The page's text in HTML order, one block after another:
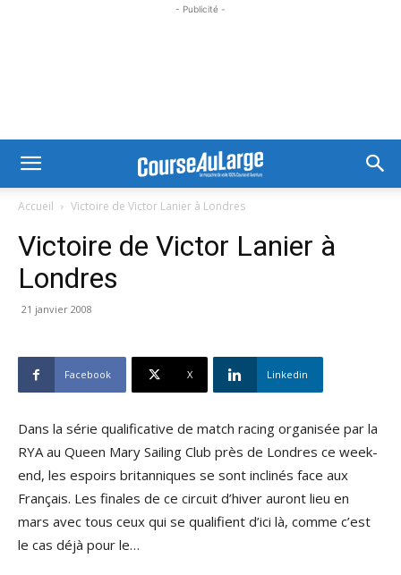
- Publicité -
Accueil Victoire de Victor Lanier à Londres
Victoire de Victor Lanier à
Londres
21 janvier 2008
Facebook X Linkedin
Dans la série qualificative de match racing organisée par la
RYA au Queen Mary Sailing Club près de Londres ce week-
end, les espoirs britanniques se sont inclinés face aux
Français. Les finales de ce circuit d’hiver auront lieu en
mars avec tous ceux qui se qualifient d’ici là, comme c’est
le cas déjà pour le…